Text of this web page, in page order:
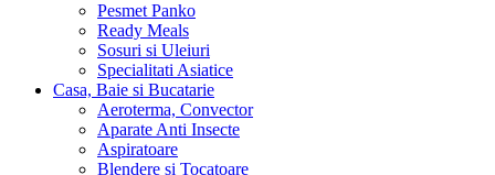
Pesmet Panko
Ready Meals
Sosuri si Uleiuri
Specialitati Asiatice
Casa, Baie si Bucatarie
Aeroterma, Convector
Aparate Anti Insecte
Aspiratoare
Blendere si Tocatoare